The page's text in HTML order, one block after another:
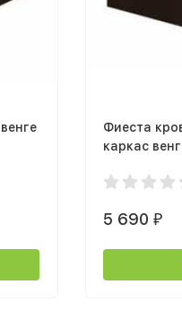
Фиеста
каркас
5 690 ₽